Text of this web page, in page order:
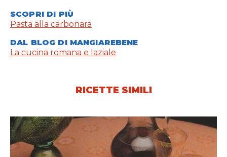
SCOPRI DI PIÙ
Pasta alla carbonara
DAL BLOG DI MANGIAREBENE
La cucina romana e laziale
RICETTE SIMILI